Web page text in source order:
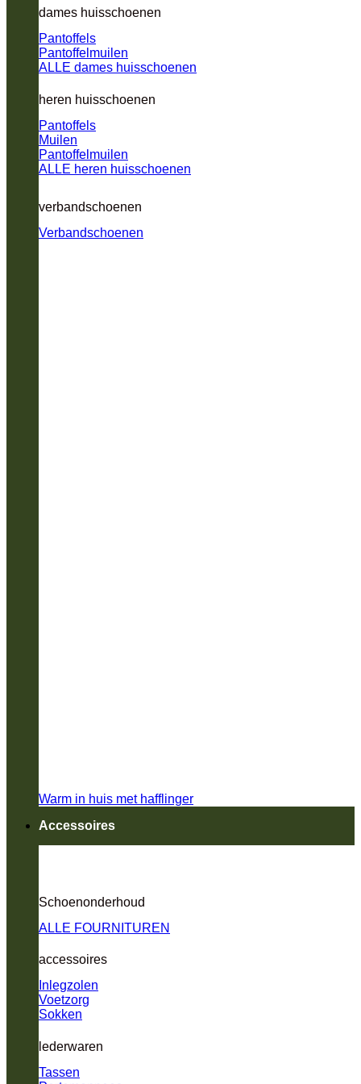
dames huisschoenen
Pantoffels
Pantoffelmuilen
ALLE dames huisschoenen
heren huisschoenen
Pantoffels
Muilen
Pantoffelmuilen
ALLE heren huisschoenen
verbandschoenen
Verbandschoenen
Warm in huis met hafflinger
Accessoires
Schoenonderhoud
ALLE FOURNITUREN
accessoires
Inlegzolen
Voetzorg
Sokken
lederwaren
Tassen